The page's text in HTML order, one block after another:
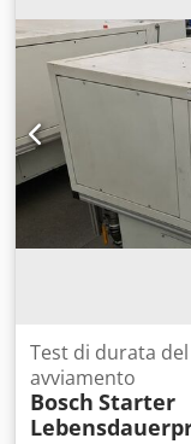
Anno di
prevista: 20 µm
Test di durata
avviamento
Bosch Starter